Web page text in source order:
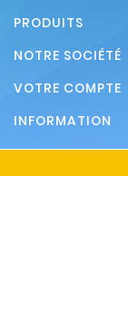
PRODUITS
NOTRE SOCIÉTÉ
VOTRE COMPTE
INFORMATION